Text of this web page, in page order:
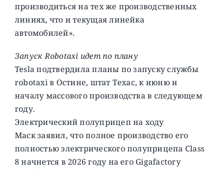
производиться на тех же производственных
линиях, что и текущая линейка
автомобилей».
Запуск Robotaxi идет по плану
Tesla подтвердила планы по запуску службы
robotaxi в Остине, штат Техас, к июню и
началу массового производства в следующем
году.
Электрический полуприцеп на ходу
Маск заявил, что полное производство его
полностью электрического полуприцепа Class
8 начнется в 2026 году на его Gigafactory